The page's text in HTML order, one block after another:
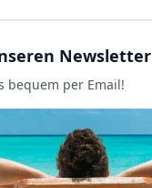
Newsletter
bequem per Email!